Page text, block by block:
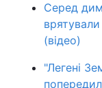
Серед
(відео)
"Легені